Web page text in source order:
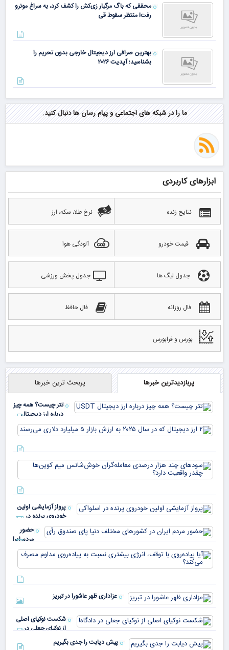
محققی که باگ مرگبار زی‌کش را کشف کرد، به سراغ مونرو
رفت! منتظر سقوط قی
بهترین صرافی ارز دیجیتال خارجی بدون تحریم را
بشناسید؛ آپدیت ۲۰۲۶
ما را در شبکه های اجتماعی و پیام رسان ها دنبال کنید.
ابزارهای کاربردی
نتایج زنده نرخ طلا، سکه، ارز
قیمت خودرو آلودگی هوا
جدول لیگ ها جدول پخش ورزشی
فال روزانه فال حافظ
بورس و فرابورس
پربازدیدترین خبرها پربحث ترین خبرها
تتر چیست؟ همه چیز
درباره ارز دیجیتال
USDT
پرواز آزمایشی اولین
خودروی پرنده در
اسلواکی
حضور
مردم ایران
در
کشورهای
مختلف
دنیا پای
صندوق
عزاداری ظهر عاشورا در تبریز
شکست نوکیای اصلی
از نوکیای جعلی در
دادگاه!
پیش دیابت را جدی بگیریم